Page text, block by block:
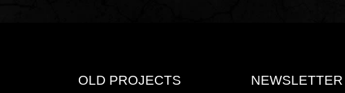
OLD PROJECTS NEWSLETTER